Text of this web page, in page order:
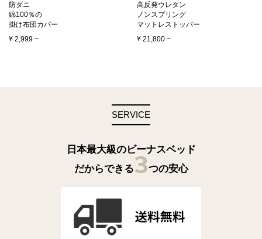
防ダニ
綿100％の
掛け布団カバー
¥ 2,999 ~
高反発ウレタン
ノンスプリング
マットレストッパー
¥ 21,800 ~
SERVICE
日本最大級のビーナスベッド
だからできる3つの安心